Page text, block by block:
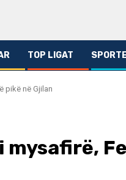
TOP LIGAT
pikë në Gjilan